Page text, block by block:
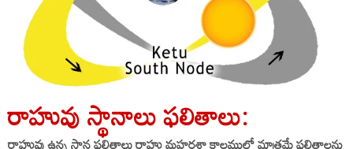
రాహువు స్థానాలు ఫలితాలు: